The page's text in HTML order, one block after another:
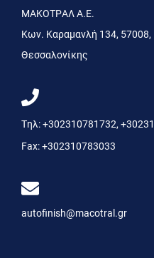
MΑΚΟΤΡΑΛ Α.Ε.
Kων. Kαραμανλή 134, 57008,
Θεσσαλονίκης
Τηλ:+302310781732,
Fax:+302310783033
autofinish@macotral.gr